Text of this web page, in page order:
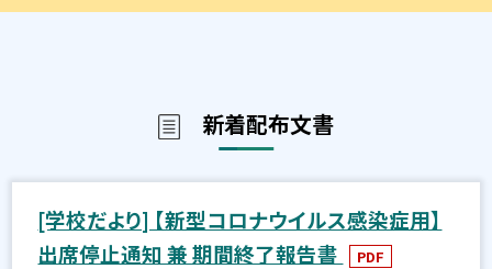
新着配布文書
[学校だより] 【新型コロナウイルス感染症用】
出席停止通知 兼 期間終了報告書
PDF